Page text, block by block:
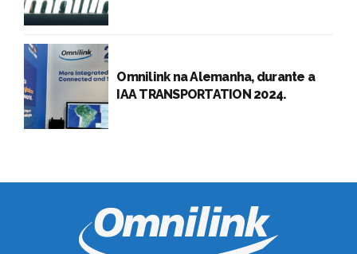
Omnilink na Alemanha, durante a
IAA TRANSPORTATION 2024.